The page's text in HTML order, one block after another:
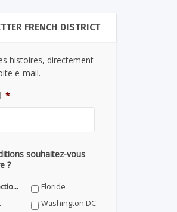
FRENCH DISTRICT
histoires, directement
e-mail.
*
souhaitez-vous
?
Tout sélectionner
Floride
Washington DC